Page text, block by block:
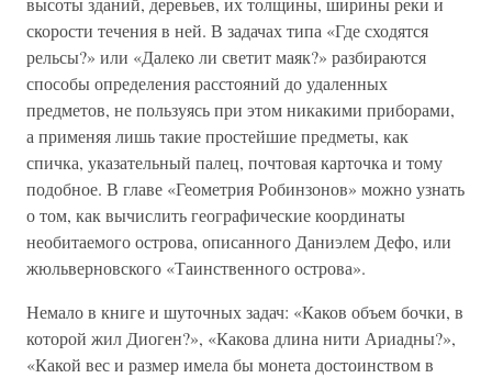
скорости течения в ней. В задачах типа «Где сходятся
рельсы?» или «Далеко ли светит маяк?» разбираются
способы определения расстояний до удаленных
предметов, не пользуясь при этом никакими приборами,
а применяя лишь такие простейшие предметы, как
спичка, указательный палец, почтовая карточка и тому
подобное. В главе «Геометрия Робинзонов» можно узнать
о том, как вычислить географические координаты
необитаемого острова, описанного Даниэлем Дефо, или
жюльверновского «Таинственного острова».
Немало в книге и шуточных задач: «Каков объем бочки, в
которой жил Диоген?», «Какова длина нити Ариадны?»,
«Какой вес и размер имела бы монета достоинством в